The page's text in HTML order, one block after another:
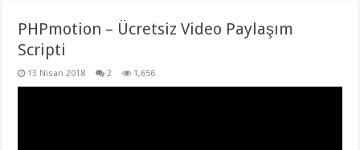
PHPmotion – Ücretsiz Video Paylaşım
Scripti
13 Nisan 2018 2 1,656